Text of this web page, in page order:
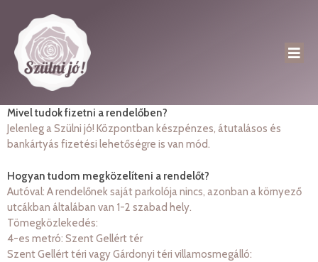
Mivel tudok fizetni a rendelőben?
Jelenleg a Szülni jó! Központban készpénzes, átutalásos és
bankártyás fizetési lehetőségre is van mód.
Hogyan tudom megközelíteni a rendelőt?
Autóval: A rendelőnek saját parkolója nincs, azonban a környező
utcákban általában van 1-2 szabad hely.
Tömegközlekedés:
4-es metró: Szent Gellért tér
Szent Gellért téri vagy Gárdonyi téri villamosmegálló: